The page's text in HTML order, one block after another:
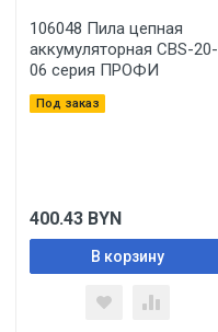
106048 Пила цепная
аккумуляторная CBS-20-
06 серия ПРОФИ
Под заказ
400.43 BYN
В корзину